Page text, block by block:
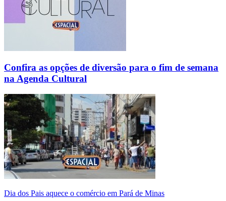
Confira as opções de diversão para o fim de semana
na Agenda Cultural
Dia dos Pais aquece o comércio em Pará de Minas